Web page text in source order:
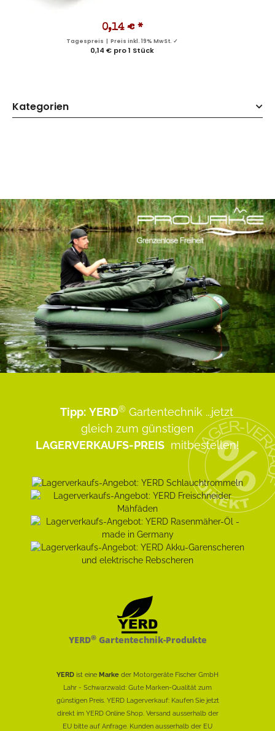
0,14 € *
Tagespreis | Preis inkl. 19% MwSt. ✓
0,14 € pro 1 Stück
Kategorien
Tipp: YERD® Gartentechnik ...jetzt
gleich zum günstigen
LAGERVERKAUFS-PREIS mitbestellen!
YERD®Gartentechnik-Produkte
YERD ist eine Marke der Motorgeräte Fischer GmbH
Lahr - Schwarzwald: Gute Marken-Qualität zum
günstigen Preis. YERD Lagerverkauf: Kaufen Sie jetzt
direkt im YERD Online Shop. Versand ausserhalb der
EU bitte auf Anfrage. Kunden ausserhalb der EU